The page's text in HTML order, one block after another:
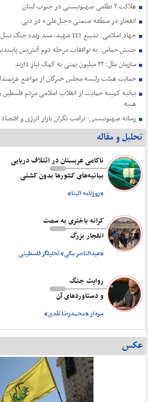
هلاکت ۲ نظامی صهیونیستی در جنوب لبنان
انفجار در منطقه صنعتی «جبل‌علی» در دبی
جهاد اسلامی: تشییع 112 شهید، سند زنده جنگ نسل‌کشی در غزه است
جنبش حماس: به توافقات مرحله دوم آتش‌بس
سازمان ملل: ۲۲ میلیون یمنی به کمک نیاز دارند
حمایت هیئت رئیسه مجلس خبرگان از مواضع
بیانیه کمیته حمایت از انقلاب اسلامی مردم
هنیه
رسانه صهیونیستی: ترامپ نگران بازار انرژی و
تحلیل و مقاله
ناکامی عربستان در ائتلاف دریایی
بیانیه‌های کشورها بدون کشتی
«روزنامه البنا»
کرانه باختری به سمت
انفجار بزرگ
«عبدالناصر مکی» تحلیلگر فلسطینی
روایت جنگ
و دستاورد‌های آن
سردار «محمدرضا نقدی»
عکس